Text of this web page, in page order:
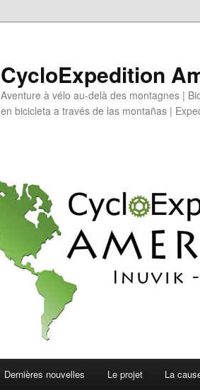
CycloExpedition
Aventure à vélo au-delà des montagnes |
en bicicleta a través de las montañas |
Dernières nouvelles Le projet La